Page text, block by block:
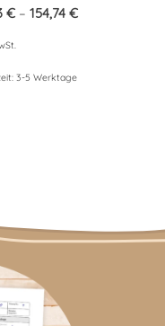
€ –154,74€
3-5 Werktage